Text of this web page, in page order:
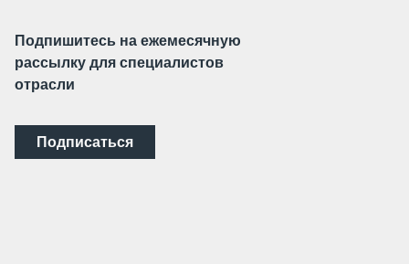
Подпишитесь на ежемесячную
рассылку для специалистов
отрасли
Подписаться